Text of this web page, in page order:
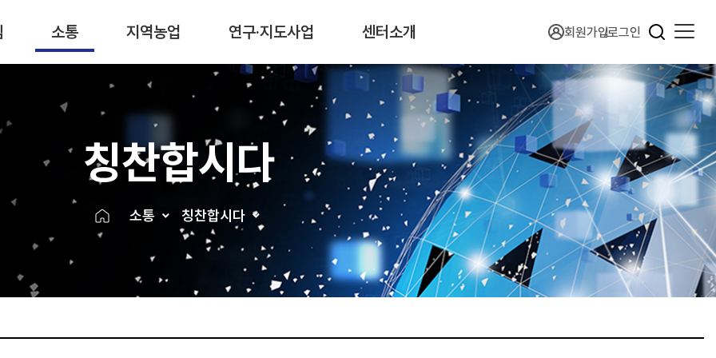
소통 지역농업 연구·지도사업 센터소개 회원가입로그인
칭찬합시다
소통 칭찬합시다